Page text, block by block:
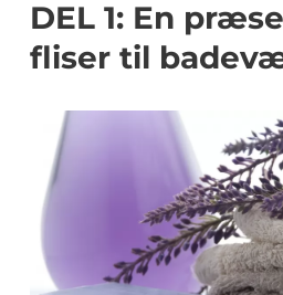
DEL 1: En
fliser til